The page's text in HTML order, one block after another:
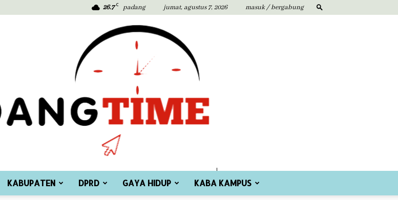
26.7 C padang jumat, agustus 7, 2026 masuk / bergabung
KABUPATEN DPRD GAYA HIDUP KABA KAMPUS